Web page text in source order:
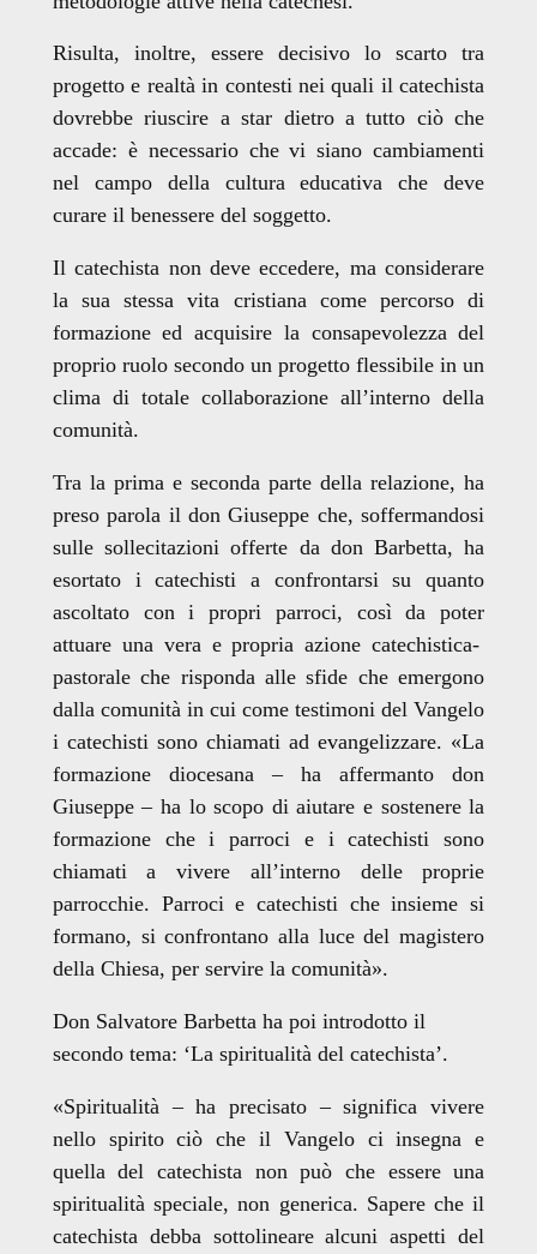
Risulta, inoltre, essere decisivo lo scarto tra
progetto e realtà in contesti nei quali il catechista
dovrebbe riuscire a star dietro a tutto ciò che
accade: è necessario che vi siano cambiamenti
nel campo della cultura educativa che deve
curare il benessere del soggetto.
Il catechista non deve eccedere, ma considerare
la sua stessa vita cristiana come percorso di
formazione ed acquisire la consapevolezza del
proprio ruolo secondo un progetto flessibile in un
clima di totale collaborazione all’interno della
comunità.
Tra la prima e seconda parte della relazione, ha
preso parola il don Giuseppe che, soffermandosi
sulle sollecitazioni offerte da don Barbetta,ha
esortato i catechisti a confrontarsi su quanto
ascoltato con i propri parroci, così da poter
attuare una vera e propria azione catechistica-
pastorale che risponda alle sfide che emergono
dalla comunità in cui come testimoni del Vangelo
i catechisti sono chiamati ad evangelizzare. «La
formazione diocesana – ha affermanto don
Giuseppe – ha lo scopo di aiutare e sostenere la
formazione che i parroci e i catechisti sono
chiamati a vivere all’interno delle proprie
parrocchie. Parroci e catechisti che insieme si
formano, si confrontano alla luce del magistero
della Chiesa, per servire la comunità».
Don Salvatore Barbetta ha poi introdotto il
secondo tema: ‘La spiritualità del catechista’.
«Spiritualità – ha precisato –significa vivere
nello spirito ciò che il Vangelo ci insegna e
quella del catechista non può che essere una
spiritualità speciale, non generica. Sapere che il
catechista debba sottolineare alcuni aspetti del